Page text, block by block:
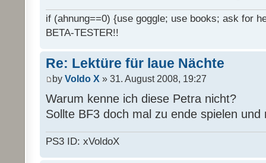
if (ahnung==0) {use goggle; use books; ask for
BETA-TESTER!!
Re: Lektüre für laue Nächte
by Voldo X » 31. August 2008, 19:27
Warum kenne ich diese Petra nicht?
Sollte BF3 doch mal zu ende spielen
PS3 ID: xVoldoX